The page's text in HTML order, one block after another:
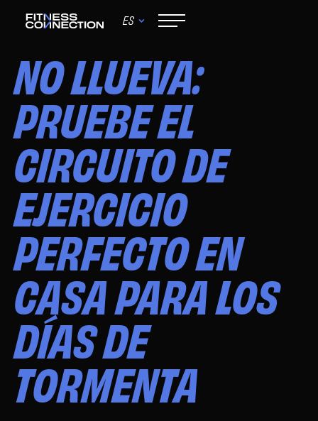
ES
May 15, 2026
NO LLUEVA:
PRUEBE EL
CIRCUITO DE
EJERCICIO
PERFECTO EN
CASA PARA LOS
DÍAS DE
TORMENTA